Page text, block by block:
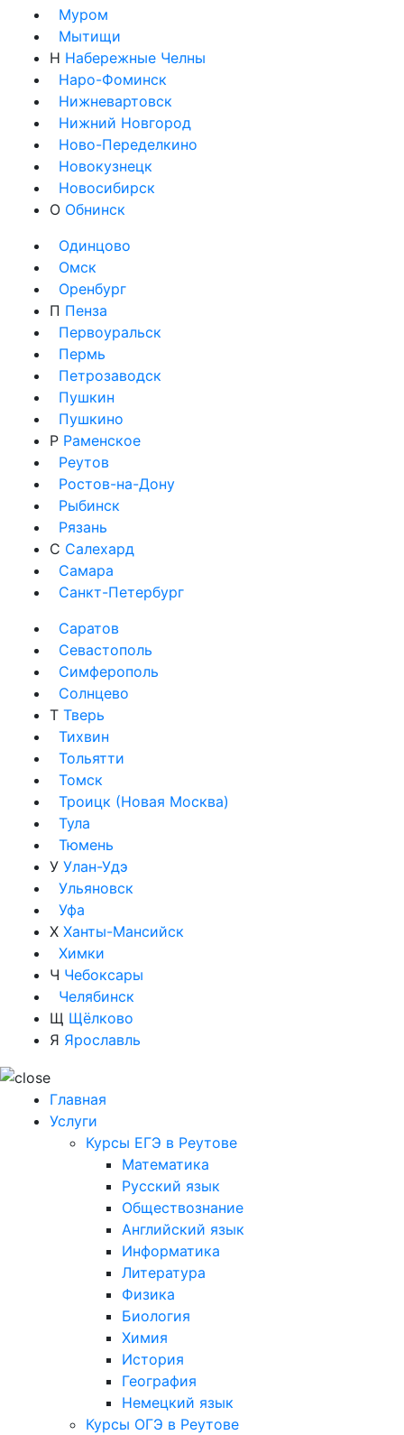
Муром
Мытищи
Н Набережные Челны
Наро-Фоминск
Нижневартовск
Нижний Новгород
Ново-Переделкино
Новокузнецк
Новосибирск
О Обнинск
Одинцово
Омск
Оренбург
П Пенза
Первоуральск
Пермь
Петрозаводск
Пушкин
Пушкино
Р Раменское
Реутов
Ростов-на-Дону
Рыбинск
Рязань
С Салехард
Самара
Санкт-Петербург
Саратов
Севастополь
Симферополь
Солнцево
Т Тверь
Тихвин
Тольятти
Томск
Троицк (Новая Москва)
Тула
Тюмень
У Улан-Удэ
Ульяновск
Уфа
Х Ханты-Мансийск
Химки
Ч Чебоксары
Челябинск
Щ Щёлково
Я Ярославль
Главная
Услуги
Курсы ЕГЭ в Реутове
Математика
Русский язык
Обществознание
Английский язык
Информатика
Литература
Физика
Биология
Химия
История
География
Немецкий язык
Курсы ОГЭ в Реутове